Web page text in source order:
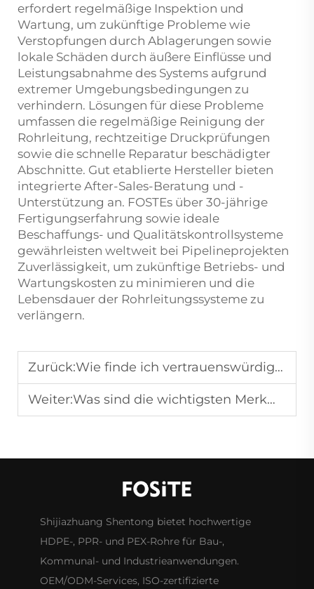
erfordert regelmäßige Inspektion und
Wartung, um zukünftige Probleme wie
Verstopfungen durch Ablagerungen sowie
lokale Schäden durch äußere Einflüsse und
Leistungsabnahme des Systems aufgrund
extremer Umgebungsbedingungen zu
verhindern. Lösungen für diese Probleme
umfassen die regelmäßige Reinigung der
Rohrleitung, rechtzeitige Druckprüfungen
sowie die schnelle Reparatur beschädigter
Abschnitte. Gut etablierte Hersteller bieten
integrierte After-Sales-Beratung und -
Unterstützung an. FOSTEs über 30-jährige
Fertigungserfahrung sowie ideale
Beschaffungs- und Qualitätskontrollsysteme
gewährleisten weltweit bei Pipelineprojekten
Zuverlässigkeit, um zukünftige Betriebs- und
Wartungskosten zu minimieren und die
Lebensdauer der Rohrleitungssysteme zu
verlängern.
Zurück:Wie finde ich vertrauenswürdige Hersteller von Kunststoffrohren?
Weiter:Was sind die wichtigsten Merkmale von Wasserbrunnenrohren?
Shijiazhuang Shentong bietet hochwertige
HDPE-, PPR- und PEX-Rohre für Bau-,
Kommunal- und Industrieanwendungen.
OEM/ODM-Services, ISO-zertifizierte